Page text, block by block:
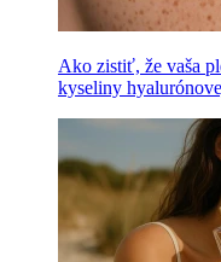
Ako zistiť, že vaša
kyseliny